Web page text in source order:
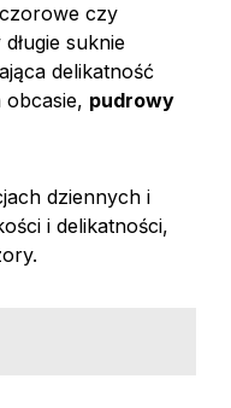
czy
suknie
delikatność
pudrowy
dziennych i
i delikatności,